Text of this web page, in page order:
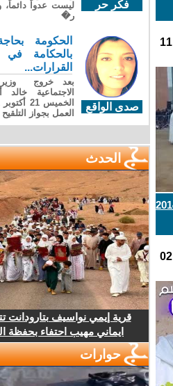
فكر حر
ليست عدواً دائماً،
ر�
صدى الواقع
الحكومة
بالحكامة في
القرارات...
بعد خروج وزير
الاجتماعية
العمل بجواز التلقيح
الحدث
قرية إيمي نواسيف
ايماني مهيب احتفاء بحفظة
حوارات